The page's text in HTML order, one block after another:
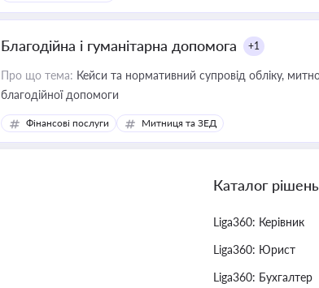
Благодійна і гуманітарна допомога +1
Про що тема: Кейси та нормативний супровід обліку,
благодійної допомоги
Фінансові послуги Митниця та ЗЕД
Каталог рішень
Liga360: Керівник
Liga360: Юрист
Liga360: Бухгалтер